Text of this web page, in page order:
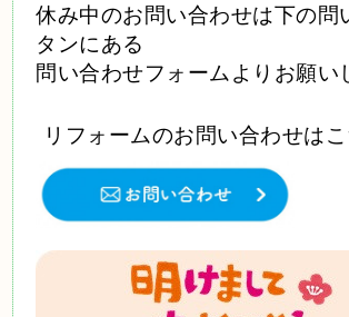
休み中のお問い合わせは下の問
タンにある
問い合わせフォームよりお願い
リフォームのお問い合わせは